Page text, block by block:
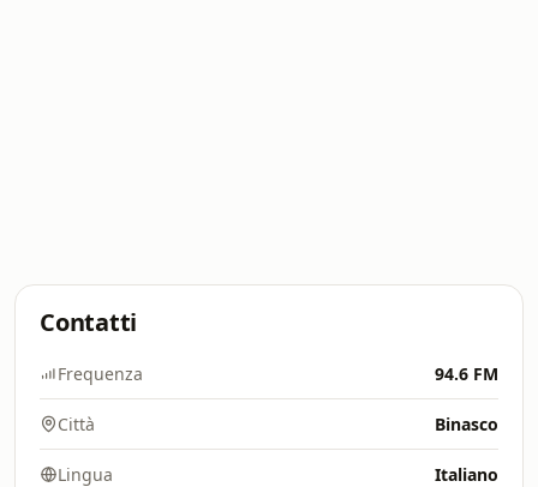
Contatti
Frequenza 94.6 FM
Città Binasco
Lingua Italiano